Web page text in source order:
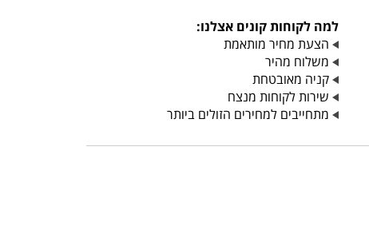
למה לקוחות קונים אצלנו:
הצעת מחיר מותאמת
משלוח מהיר
קניה מאובטחת
שירות לקוחות מנצח
מתחייבים למחירים הזולים ביותר